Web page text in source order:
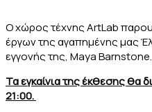
O χώρος τέχνης ArtLab
έργων της αγαπημένης μας
εγγονής της, Maya Barnstone.
Τα εγκαίνια της έκθεσης θα
21:00.